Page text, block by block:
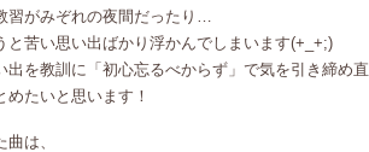
習がみぞれの夜間だったり…
と苦い思い出ばかり浮かんでしまいます(+_+;)
出を教訓に「初心忘るべからず」で気を引き締め
めたいと思います！
は、